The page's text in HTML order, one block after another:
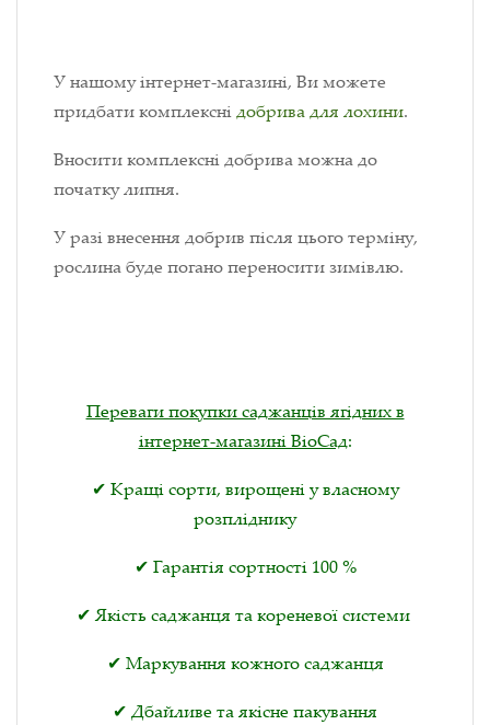
У нашому інтернет-магазині, Ви можете
придбати комплекснідобрива для лохини.
Вносити комплексні добрива можна до
початку липня.
У разі внесення добрив після цього терміну,
рослина буде погано переносити зимівлю.
Переваги покупки саджанців ягідних в
інтернет-магазині ВіоСад:
✔ Кращі сорти, вирощені у власному
розпліднику
✔ Гарантія сортності 100 %
✔ Якість саджанця та кореневої системи
✔ Маркування кожного саджанця
✔ Дбайливе та якісне пакування